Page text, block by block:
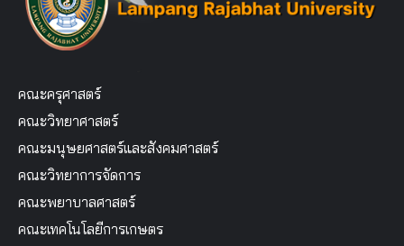
คณะครุศาสตร์
คณะวิทยาศาสตร์
คณะมนุษยศาสตร์และสังคมศาสตร์
คณะวิทยาการจัดการ
คณะพยาบาลศาสตร์
คณะเทคโนโลยีการเกษตร